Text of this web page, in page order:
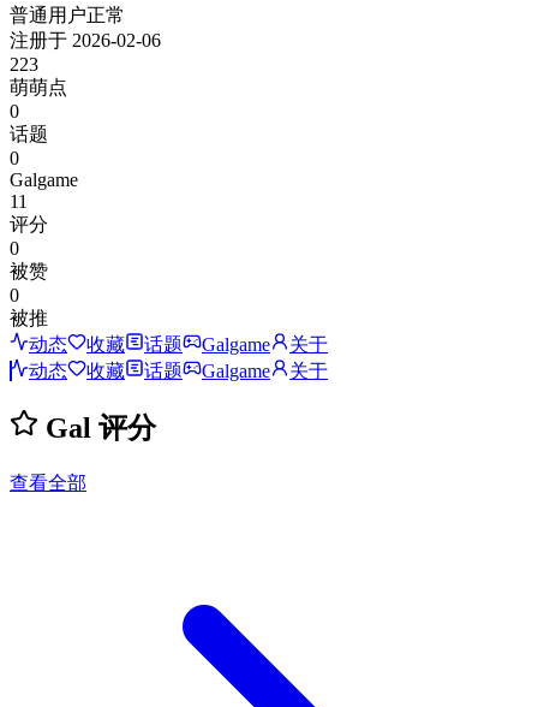
普通用户正常
注册于 2026-02-06
223
萌萌点
0
话题
0
Galgame
11
评分
0
被赞
0
被推
动态
收藏 话题 Galgame
关于
动态
收藏 话题 Galgame 关于
Gal 评分
查看全部